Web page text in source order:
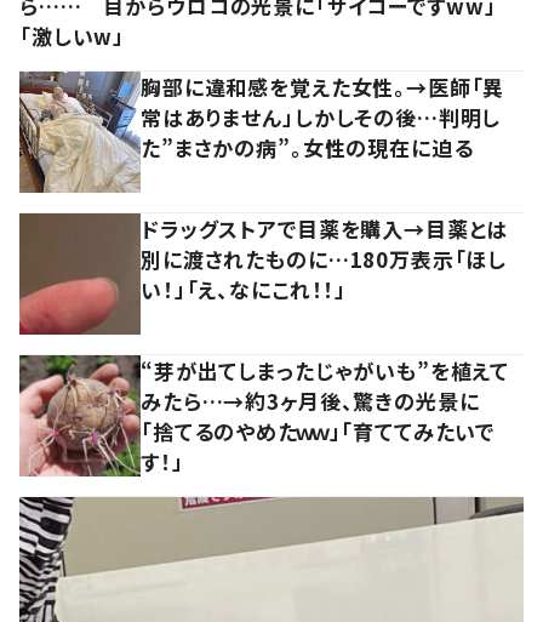
「激しいw」
胸部に違和感を覚えた女性。→医師「異
常はありません」しかしその後…判明し
た”まさかの病”。女性の現在に迫る
ドラッグストアで目薬を購入→目薬とは
別に渡されたものに…180万表示「ほし
い！」「え、なにこれ！！」
“芽が出てしまったじゃがいも”を植えて
みたら…→約3ヶ月後、驚きの光景に
「捨てるのやめたｗｗ」「育ててみたいで
す！」